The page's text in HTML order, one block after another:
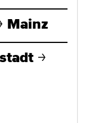
Mainz